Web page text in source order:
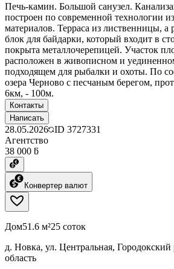
Печь-камин. Большой санузел.
построен по современной технологии
материалов. Терраса из лиственницы, а
блок для байдарки, который входит в
покрыта металлочерепицей. Участок
расположен в живописном и
подходящем для рыбалки и охоты. По
озера Черново с песчаным берегом,
6км, - 100м.
Контакты
Написать
28.05.2026 ID 3727331
Агентство
38 000 ƃ
Конвертер валют
Дом51.6 м²25 соток
д. Новка, ул. Центральная, Городокский
область